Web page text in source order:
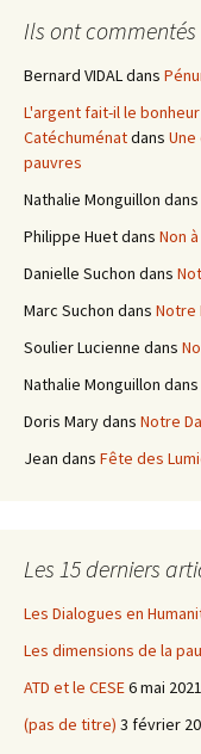
r
h
e
r
Ils ont commentés
Bernard VIDALdans
L'argent fait-il le
Catéchuménatdans
pauvres
Nathalie Monguillon dans
Philippe Huetdans Non
Danielle Suchon dans
Marc Suchon dans Notre
Soulier Lucienne dans
Nathalie Monguillon dans
Doris Marydans Notre
Jean dans Fête des
Les 15 derniers
Les Dialogues en
Les dimensions de la
ATD et le CESE6 mai 2021
(pas de titre) 3 février